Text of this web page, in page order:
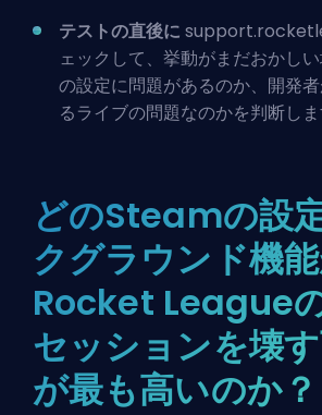
テストの直後に
ェックして、挙動がまだおかし
の設定に問題があるのか、開発
るライブの問題なのかを判断しま
どのSteamの設
クグラウンド機
Rocket League
セッションを壊
が最も高いのか？